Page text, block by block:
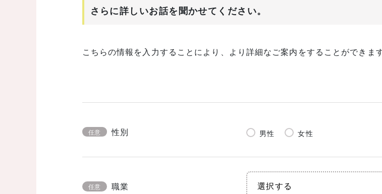
さらに詳しいお話を聞かせてください。
こちらの情報を入力することにより、より詳細なご案内をすることができま
任意 性別 男性 女性
任意 職業